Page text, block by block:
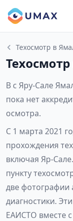
Техосмотр в
В с Яру-Сале
пока нет
осмотра.
С 1 марта 2021
прохождения
включая Яр-
пункту
две фотографии
диагностики.
ЕАИСТО вместе